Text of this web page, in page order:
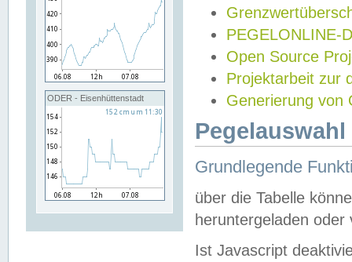
ODER - Eisenhüttenstadt
PEGELONLINE-
Open Source
Projektarbeit zur
Generierung von
Grundlegende
über die Tabelle
heruntergeladen oder
Ist Javascript